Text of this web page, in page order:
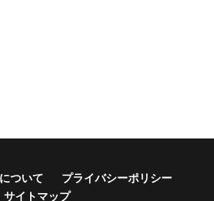
ついて
プライバシーポリシー
サイトマップ